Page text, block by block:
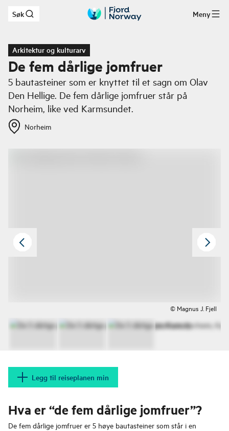
Hopp til hovedinnhold
Søk Meny
Arkitektur og kulturarv
De fem dårlige jomfruer
5 bautasteiner som er knyttet til et sagn om Olav
Den Hellige. De fem dårlige jomfruer står på
Norheim, like ved Karmsundet.
Norheim
© Magnus J. Fjell
Legg til reiseplanen min
Hva er “de fem dårlige jomfruer”?
De fem dårlige jomfruer er 5 høye bautasteiner som står i en